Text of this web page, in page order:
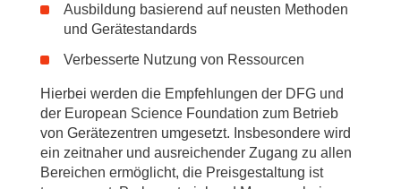
Ausbildung basierend auf neusten Methoden
und Gerätestandards
Verbesserte Nutzung von Ressourcen
Hierbei werden die Empfehlungen der DFG und
der European Science Foundation zum Betrieb
von Gerätezentren umgesetzt. Insbesondere wird
ein zeitnaher und ausreichender Zugang zu allen
Bereichen ermöglicht, die Preisgestaltung ist